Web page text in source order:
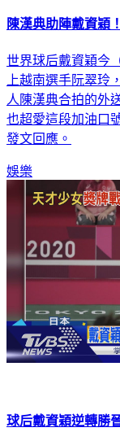
陳漢典助陣戴資穎
世界球后戴資穎今
上越南選手阮翠玲
人陳漢典合拍的外
也超愛這段加油口
發文回應。
娛樂
球后戴資穎逆轉勝